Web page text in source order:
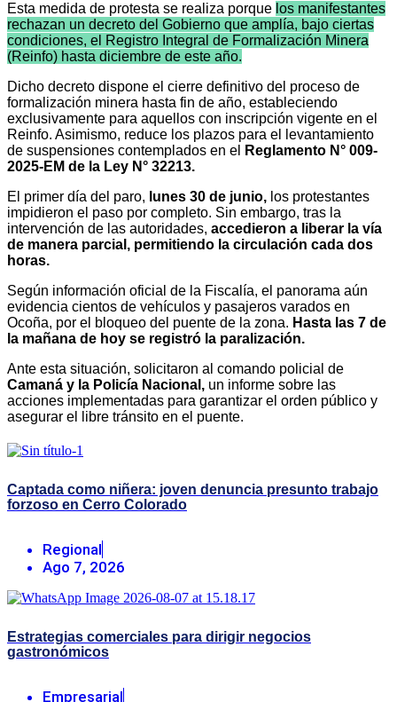
Esta medida de protesta se realiza porque los manifestantes
rechazan un decreto del Gobierno que amplía, bajo ciertas
condiciones, el Registro Integral de Formalización Minera
(Reinfo) hasta diciembre de este año.
Dicho decreto dispone el cierre definitivo del proceso de
formalización minera hasta fin de año, estableciendo
exclusivamente para aquellos con inscripción vigente en el
Reinfo. Asimismo, reduce los plazos para el levantamiento
de suspensiones contemplados en el
Reglamento N° 009-
2025-EM de la Ley N° 32213.
El primer día del paro, lunes 30 de junio, los protestantes
impidieron el paso por completo. Sin embargo, tras la
intervención de las autoridades, accedieron a liberar la vía
de manera parcial, permitiendo la circulación cada dos
horas.
Según información oficial de la Fiscalía, el panorama aún
evidencia cientos de vehículos y pasajeros varados en
Ocoña, por el bloqueo del puente de la zona. Hasta las 7 de
la mañana de hoy se registró la paralización.
Ante esta situación, solicitaron al comando policial de
Camaná y la Policía Nacional, un informe sobre las
acciones implementadas para garantizar el orden público y
asegurar el libre tránsito en el puente.
Captada como niñera: joven denuncia presunto trabajo
forzoso en Cerro Colorado
Regional
Ago 7, 2026
Estrategias comerciales para dirigir negocios
gastronómicos
Empresarial